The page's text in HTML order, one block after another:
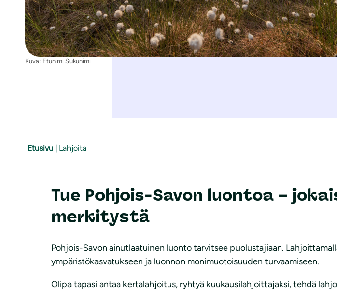
Kuva: Etunimi Sukunimi
Etusivu Lahjoita
Tue Pohjois-Savon luontoa –
merkitystä
Pohjois-Savon ainutlaatuinen luonto tarvitsee puolustajiaan.
ympäristökasvatukseen ja luonnon monimuotoisuuden turvaamiseen.
Olipa tapasi antaa kertalahjoitus, ryhtyä kuukausilahjoittajaksi, tehdä